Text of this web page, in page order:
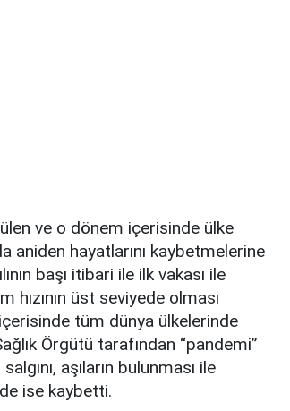
ve o dönem içerisinde ülke
aniden hayatlarını kaybetmelerine
başı itibari ile ilk vakası ile
hızının üst seviyede olması
tüm dünya ülkelerinde
Örgütü tarafından “pandemi”
aşıların bulunması ile
ise kaybetti.